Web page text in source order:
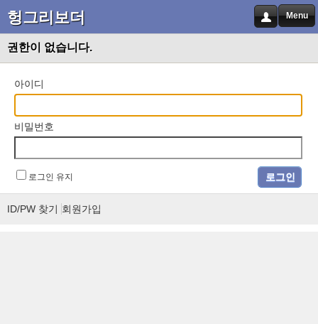
헝그리보더 Menu
권한이 없습니다.
아이디
비밀번호
로그인 유지
ID/PW 찾기 회원가입